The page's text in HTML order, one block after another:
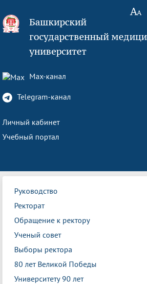
Башкирский
государственный
университет
Max-канал
Telegram-канал
Личный кабинет
Учебный портал
Руководство
Ректорат
Обращение к ректору
Ученый совет
Выборы ректора
80 лет Великой Победы
Университету 90 лет